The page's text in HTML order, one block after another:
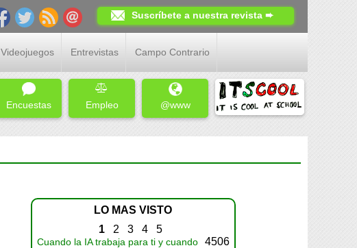
Suscríbete a nuestra revista ➨
Videojuegos Entrevistas Campo Contrario
Encuestas Empleo @www
LO MAS VISTO
1 2 3 4 5
Cuando la IA trabaja para ti y cuando
4506